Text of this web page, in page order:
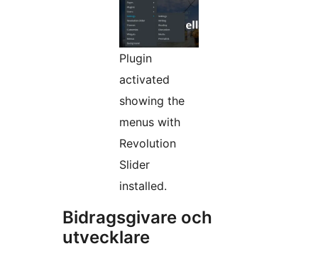
Plugin
activated
showing the
menus with
Revolution
Slider
installed.
Bidragsgivare och
utvecklare